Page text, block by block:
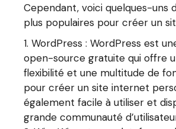
Cependant, voici quelques-uns
plus populaires pour créer un
WordPress : WordPress est
open-source gratuite qui offre
flexibilité et une multitude de
pour créer un site internet
également facile à utiliser et
grande communauté